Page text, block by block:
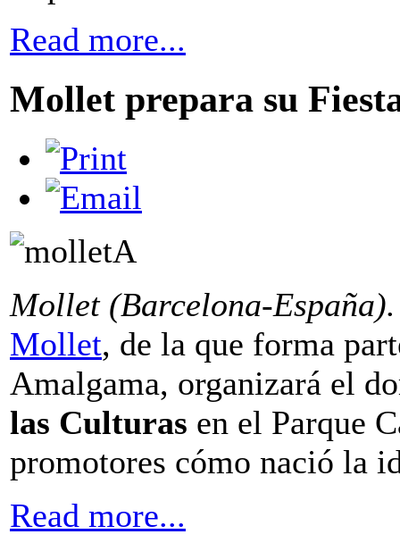
Read more...
Mollet prepara su
Mollet (Barcelona-España).
Mollet, de la que forma
Amalgama, organizará el
las Culturas en el Parque
promotores cómo nació la
Read more...